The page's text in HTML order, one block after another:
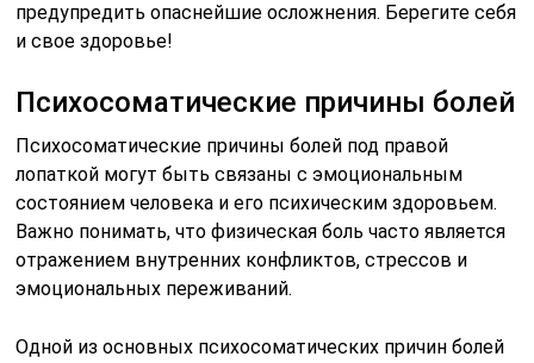
предупредить опаснейшие осложнения. Берегите себя
и свое здоровье!
Психосоматические причины болей
Психосоматические причины болей под правой
лопаткой могут быть связаны с эмоциональным
состоянием человека и его психическим здоровьем.
Важно понимать, что физическая боль часто является
отражением внутренних конфликтов, стрессов и
эмоциональных переживаний.
Одной из основных психосоматических причин болей